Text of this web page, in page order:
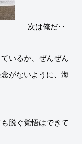
次は俺だ‥
いるか、ぜんぜん
がないように、海
脱ぐ覚悟はできて